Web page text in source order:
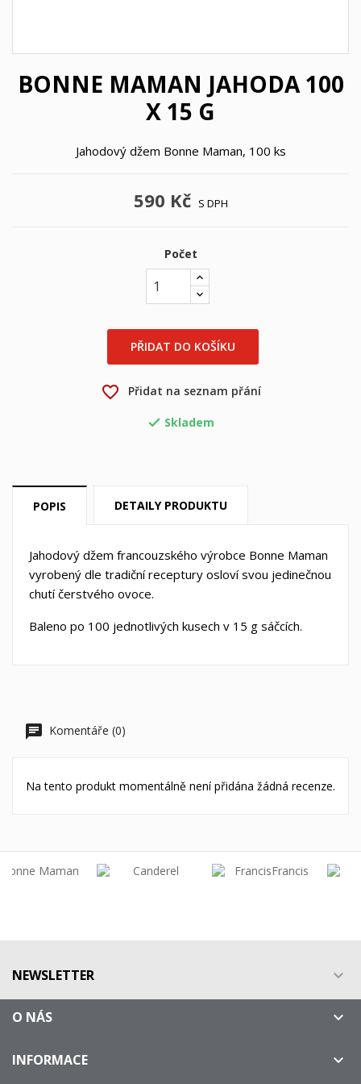
BONNE MAMAN JAHODA 100
X 15 G
Jahodový džem Bonne Maman, 100 ks
590 Kč S DPH
Počet
PŘIDAT DO KOŠÍKU
favorite_border Přidat na seznam přání
 Skladem
POPIS DETAILY PRODUKTU
Jahodový džem francouzského výrobce Bonne Maman
vyrobený dle tradiční receptury osloví svou jedinečnou
chutí čerstvého ovoce.
Baleno po 100 jednotlivých kusech v 15 g sáčcích.
Komentáře (0)
Na tento produkt momentálně není přidána žádná recenze.
NEWSLETTER 
O NÁS 
INFORMACE 
Můj seznam přání
Vytvořit seznam přání
Název seznamu přání
Přihlásit se
Musíte být přihlášen, abyste si mohli výrobky uložit do